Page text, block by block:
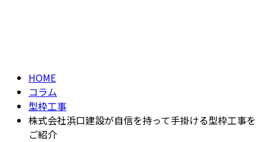
HOME
コラム
型枠工事
株式会社浜口建設が自信を持って手掛ける型枠工事を
ご紹介